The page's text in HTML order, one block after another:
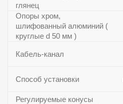
глянец
Опоры хром,
шлифованный алюминий (
круглые d 50 мм )
Кабель-канал
Способ установки
Регулируемые конусы